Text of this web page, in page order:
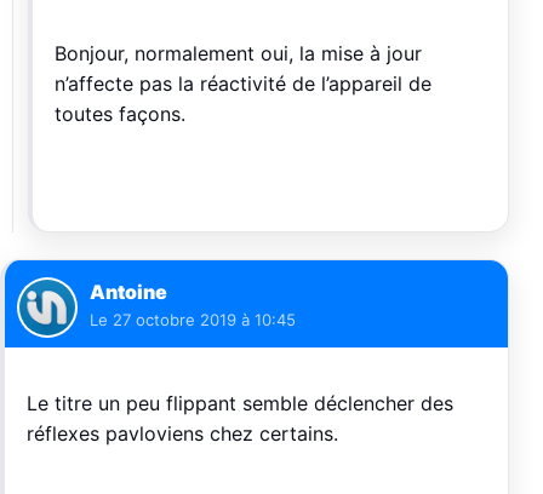
Bonjour, normalement oui, la mise à jour
n’affecte pas la réactivité de l’appareil de
toutes façons.
Antoine
Le 27 octobre 2019 à 10:45
Le titre un peu flippant semble déclencher des
réflexes pavloviens chez certains.